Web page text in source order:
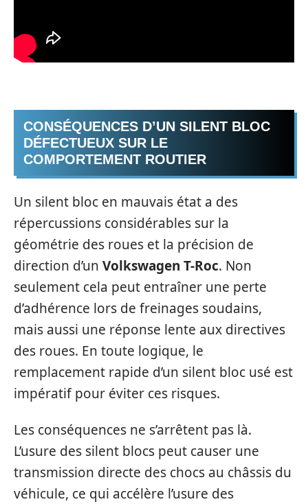
CONSÉQUENCES D’UN SILENT BLOC
DÉFECTUEUX SUR LE
COMPORTEMENT ROUTIER
Un silent bloc en mauvais état a des
répercussions considérables sur la
géométrie des roues et la précision de
direction d’un Volkswagen T-Roc. Non
seulement cela peut entraîner une perte
d’adhérence lors de freinages soudains,
mais aussi une réponse lente aux directives
des roues. En toute logique, le
remplacement rapide d’un silent bloc usé est
impératif pour éviter ces risques.
Les conséquences ne s’arrêtent pas là.
L’usure des silent blocs peut causer une
transmission directe des chocs au châssis du
véhicule, ce qui accélère l’usure des